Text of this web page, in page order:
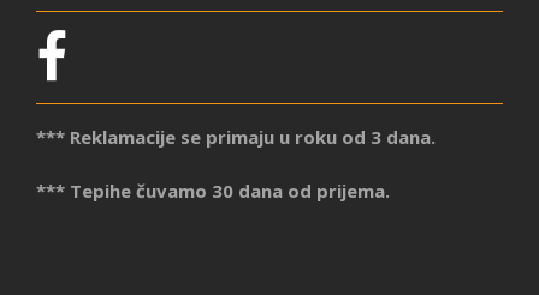
*** Reklamacije se primaju u roku od 3 dana.
*** Tepihe čuvamo 30 dana od prijema.